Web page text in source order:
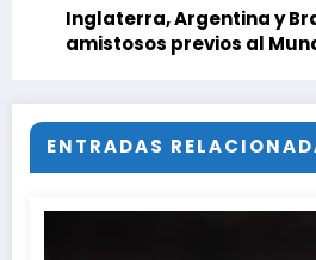
Inglaterra, Argentina y
amistosos previos al
ENTRADAS